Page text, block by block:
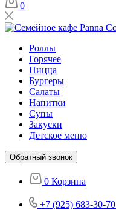
0
Роллы
Горячее
Пицца
Бургеры
Салаты
Напитки
Супы
Закуски
Детское меню
Обратный звонок
0 Корзина
+7 (925) 683-30-70